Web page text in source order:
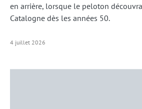
en arrière, lorsque le peloton
Catalogne dès les années 50.
4 juillet 2026